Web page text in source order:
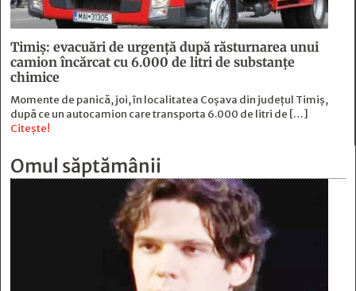
Timiș: evacuări de urgență după răsturnarea unui
camion încărcat cu 6.000 de litri de substanțe
chimice
Momente de panică, joi, în localitatea Coșava din județul Timiș,
după ce un autocamion care transporta 6.000 de litri de […]
Citește!
Omul săptămânii